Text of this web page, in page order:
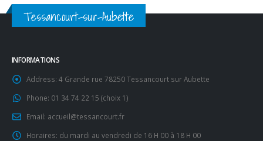
Tessancourt-sur-Aubette
INFORMATIONS
Address: 4 Grande rue 78250 Tessancourt sur Aubette
Phone: 01 34 74 22 15 (choix 1)
Email: accueil@tessancourt.fr
Horaires: du mardi au vendredi de 16 H 00 à 18 H 00